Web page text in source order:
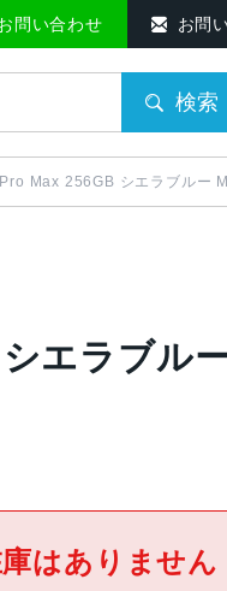
ット
問い合わせ お問
検索
Max 256GB シエラブルー
エラブル
はありません